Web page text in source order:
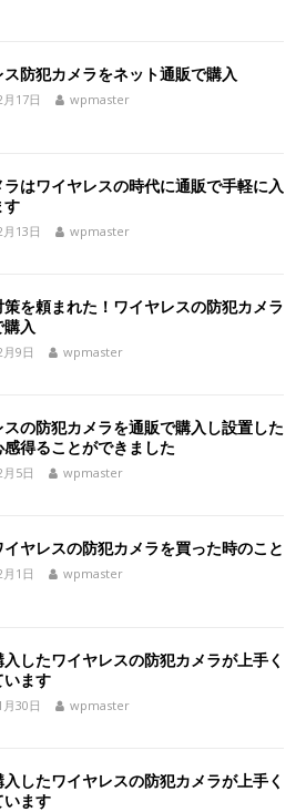
ス防犯カメラをネット通販で購入
17日 wpmaster
はワイヤレスの時代に通販で手軽に入
す
13日 wpmaster
策を頼まれた！ワイヤレスの防犯カメラ
入
9日 wpmaster
スの防犯カメラを通販で購入し設置した
得ることができました
5日 wpmaster
ヤレスの防犯カメラを買った時のこと
1日 wpmaster
したワイヤレスの防犯カメラが上手く
います
30日 wpmaster
したワイヤレスの防犯カメラが上手く
います